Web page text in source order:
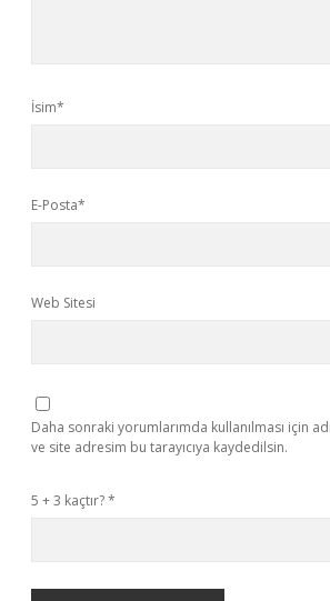
İsim*
E-Posta*
Web Sitesi
Daha sonraki yorumlarımda kullanılması için
ve site adresim bu tarayıcıya kaydedilsin.
5 + 3 kaçtır?*